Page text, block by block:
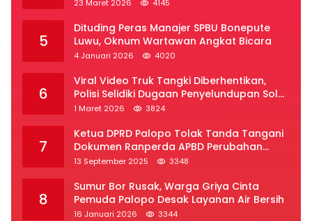
23 Maret 2026 4145
5
Dituding Peras Manajer SPBU Bonepute
Luwu, Oknum Wartawan Angkat Bicara
4 Januari 2026 4020
6
Viral Video Truk Tangki Diberhentikan,
Polisi Selidiki Dugaan Penyelundupan Solar
Subsidi di Palopo
1 Maret 2026 3824
7
Ketua DPRD Palopo Tolak Tanda Tangani
Dokumen Ranperda APBD Perubahan
2025
13 September 2025 3348
8
Sumur Bor Rusak, Warga Griya Cinta
Pemuda Palopo Desak Layanan Air Bersih
16 Januari 2026 3344